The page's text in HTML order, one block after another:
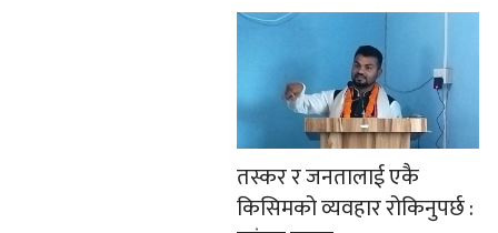
तस्कर र जनतालाई एकै
किसिमको व्यवहार रोकिनुपर्छ :